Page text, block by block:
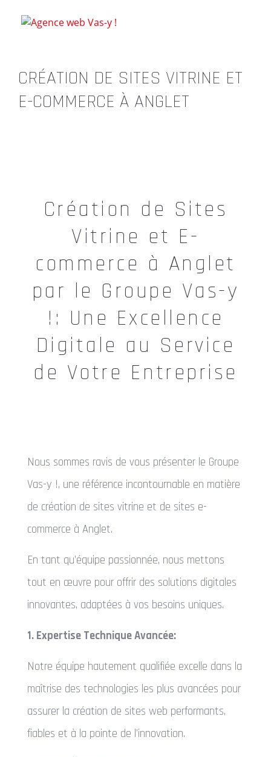
CRÉATION DE SITES VITRINE ET
E-COMMERCE À ANGLET
Création de Sites
Vitrine et E-
commerce à Anglet
par le Groupe Vas-y
!: Une Excellence
Digitale au Service
de Votre Entreprise
Nous sommes ravis de vous présenter le Groupe
Vas-y !, une référence incontournable en matière
de création de sites vitrine et de sites e-
commerce à Anglet.
En tant qu’équipe passionnée, nous mettons
tout en œuvre pour offrir des solutions digitales
innovantes, adaptées à vos besoins uniques.
1. Expertise Technique Avancée:
Notre équipe hautement qualifiée excelle dans la
maîtrise des technologies les plus avancées pour
assurer la création de sites web performants,
fiables et à la pointe de l’innovation.